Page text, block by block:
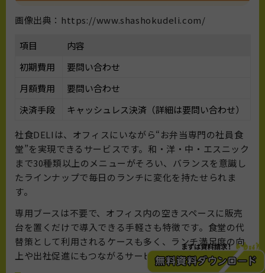
画像出典：https://www.shashokudeli.com/
項目
内容
初期費用
要問い合わせ
月額費用
要問い合わせ
決済手段
キャッシュレス決済（詳細は要問い合わせ）
社食DELIは、オフィスにいながら“お弁当専門の社員食
堂”を実現できるサービスです。和・洋・中・エスニック
まで30種類以上のメニューがそろい、バランスを意識し
たラインナップで毎日のランチに変化を持たせられま
す。
専用ブースは不要で、オフィス内の空きスペースに販売
台を置くだけで導入できる手軽さも特徴です。食堂の代
替策として利用されるケースも多く、ランチ満足度の向
上や出社促進にもつながるサービスです。